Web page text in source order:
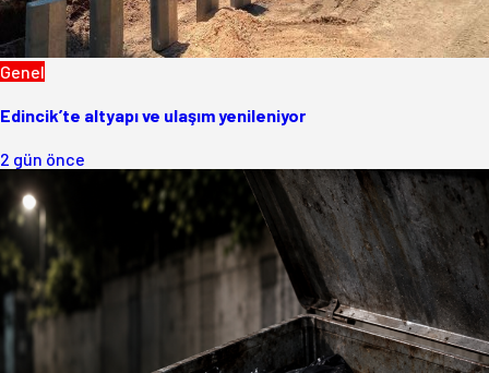
Genel
Edincik’te altyapı ve ulaşım yenileniyor
2 gün önce